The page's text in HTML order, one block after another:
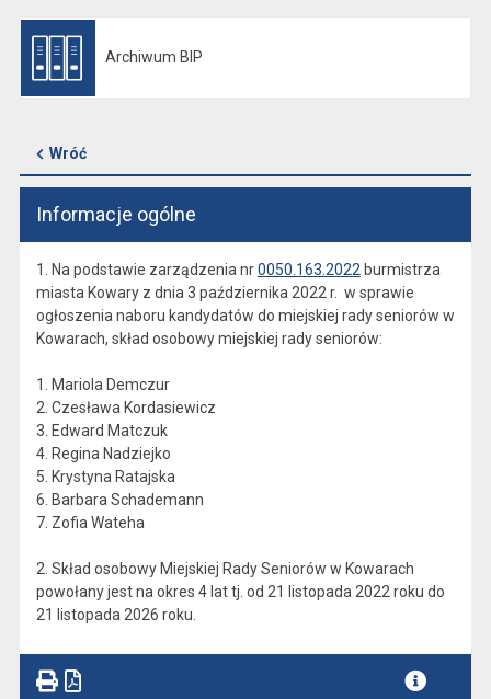
Archiwum BIP
Wróć
Informacje ogólne
1. Na podstawie zarządzenia nr0050.163.2022 burmistrza
miasta Kowary z dnia 3 października 2022 r. w sprawie
ogłoszenia naboru kandydatów do miejskiej rady seniorów w
Kowarach, skład osobowy miejskiej rady seniorów:
1. Mariola Demczur
2. Czesława Kordasiewicz
3. Edward Matczuk
4. Regina Nadziejko
5. Krystyna Ratajska
6. Barbara Schademann
7. Zofia Wateha
2. Skład osobowy Miejskiej Rady Seniorów w Kowarach
powołany jest na okres 4 lat tj. od 21 listopada 2022 roku do
21 listopada 2026 roku.